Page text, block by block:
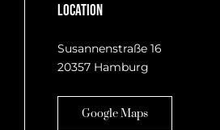
Location
Susannenstraße 16
20357 Hamburg
Google Maps